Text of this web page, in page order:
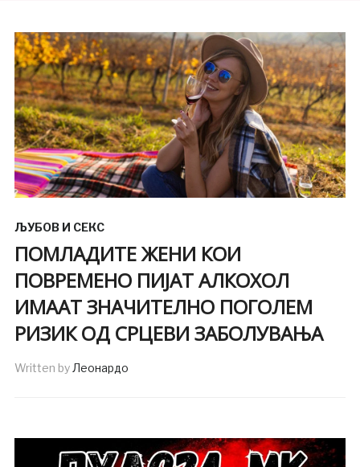
ЉУБОВ И СЕКС
ПОМЛАДИТЕ ЖЕНИ КОИ
ПОВРЕМЕНО ПИЈАТ АЛКОХОЛ
ИМААТ ЗНАЧИТЕЛНО ПОГОЛЕМ
РИЗИК ОД СРЦЕВИ ЗАБОЛУВАЊА
Written byЛеонардо